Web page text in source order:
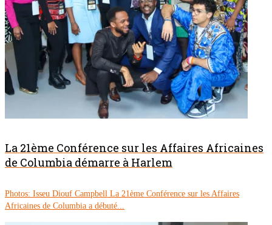
La 21ème Conférence sur les Affaires Africaines
de Columbia démarre à Harlem
Photos: Isseu Diouf Campbell La 21ème Conférence sur les Affaires
Africaines de Columbia a débuté...